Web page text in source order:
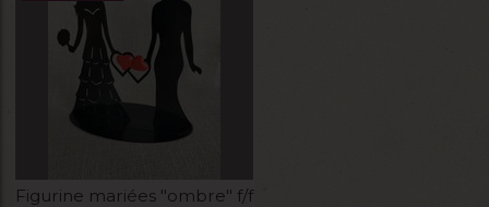
Figurine mariées "ombre" f/f